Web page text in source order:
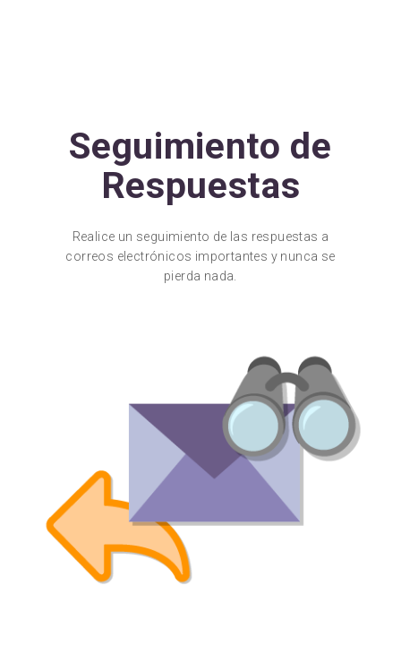
Seguimiento de
Respuestas
Realice un seguimiento de las respuestas a
correos electrónicos importantes y nunca se
pierda nada.